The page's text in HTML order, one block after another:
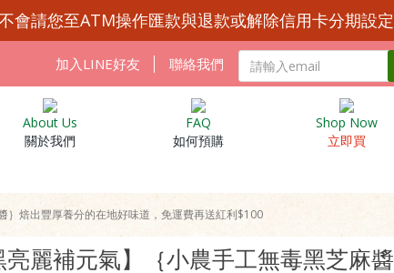
會請您至ATM操作匯款與退款或解除信用卡分期設
加入LINE好友 聯絡我們
About Us
關於我們
FAQ
如何預購
Shop Now
立即買
｝焙出豐厚養分的在地好味道，免運費再送紅利$100
亮麗補元氣】｛小農手工無毒黑芝麻